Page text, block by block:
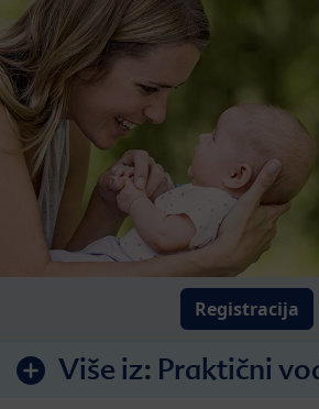
Registracija
Više iz: Praktični